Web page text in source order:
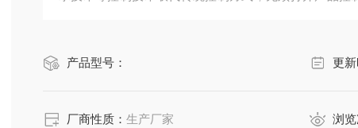
产品型号： 更新
厂商性质：生产厂家 浏览